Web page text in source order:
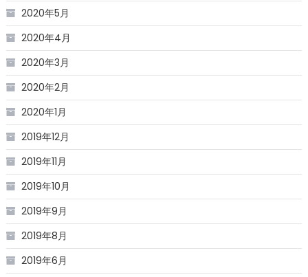
2020年5月
2020年4月
2020年3月
2020年2月
2020年1月
2019年12月
2019年11月
2019年10月
2019年9月
2019年8月
2019年6月